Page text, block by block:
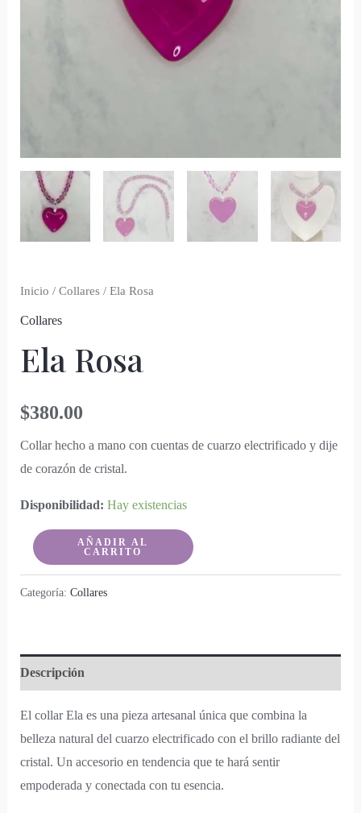
Inicio / Collares/ Ela Rosa
Collares
Ela Rosa
$380.00
Collar hecho a mano con cuentas de cuarzo electrificado y dije
de corazón de cristal.
Disponibilidad: Hay existencias
Ela
Rosa
cantidad
AÑADIR AL
CARRITO
Categoría: Collares
Descripción
El collar Ela es una pieza artesanal única que combina la
belleza natural del cuarzo electrificado con el brillo radiante del
cristal. Un accesorio en tendencia que te hará sentir
empoderada y conectada con tu esencia.